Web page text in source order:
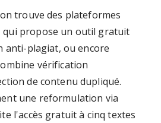
trouve des plateformes
qui propose un outil gratuit
anti-plagiat, ou encore
vérification
de contenu dupliqué.
une reformulation via
l'accès gratuit à cinq textes